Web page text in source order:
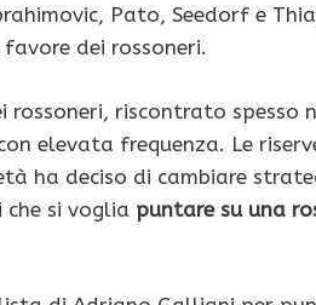
Pato, Seedorf e
dei rossoneri.
rossoneri, riscontrato spesso
elevata frequenza. Le
ha deciso di cambiare
che si voglia puntare su una